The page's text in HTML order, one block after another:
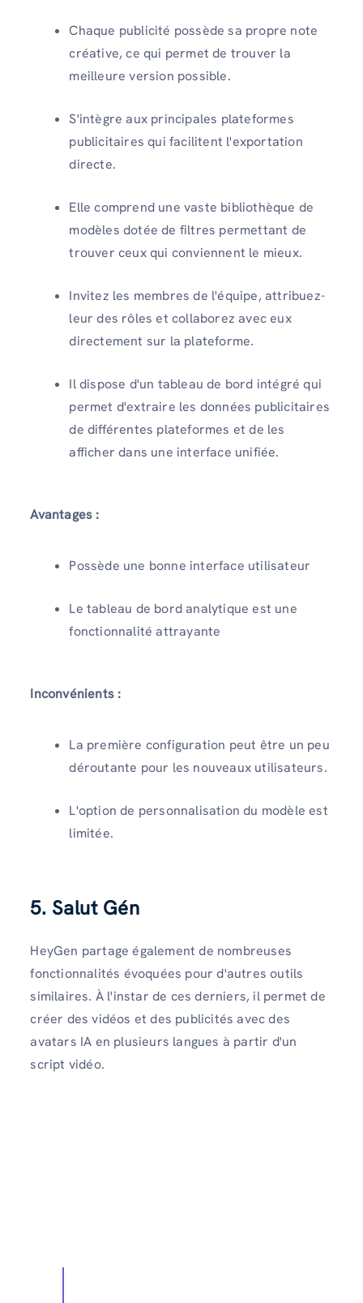
Chaque publicité possède sa propre note
créative, ce qui permet de trouver la
meilleure version possible.
S'intègre aux principales plateformes
publicitaires qui facilitent l'exportation
directe.
Elle comprend une vaste bibliothèque de
modèles dotée de filtres permettant de
trouver ceux qui conviennent le mieux.
Invitez les membres de l'équipe, attribuez-
leur des rôles et collaborez avec eux
directement sur la plateforme.
Il dispose d'un tableau de bord intégré qui
permet d'extraire les données publicitaires
de différentes plateformes et de les
afficher dans une interface unifiée.
Avantages :
Possède une bonne interface utilisateur
Le tableau de bord analytique est une
fonctionnalité attrayante
Inconvénients :
La première configuration peut être un peu
déroutante pour les nouveaux utilisateurs.
L'option de personnalisation du modèle est
limitée.
5. Salut Gén
HeyGen partage également de nombreuses
fonctionnalités évoquées pour d'autres outils
similaires. À l'instar de ces derniers, il permet de
créer des vidéos et des publicités avec des
avatars IA en plusieurs langues à partir d'un
script vidéo.